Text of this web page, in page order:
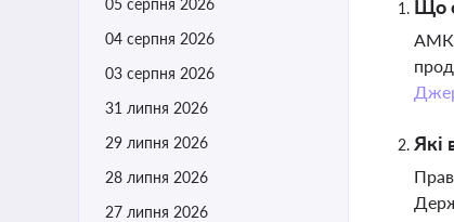
05 серпня 2026
04 серпня 2026
03 серпня 2026
31 липня 2026
29 липня 2026
28 липня 2026
27 липня 2026
Що
Які